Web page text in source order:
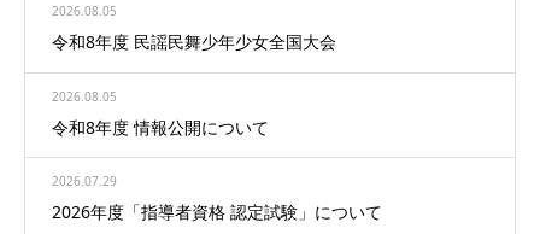
2026.08.05
令和8年度 民謡民舞少年少女全国大会
2026.08.05
令和8年度 情報公開について
2026.07.29
2026年度「指導者資格 認定試験」について